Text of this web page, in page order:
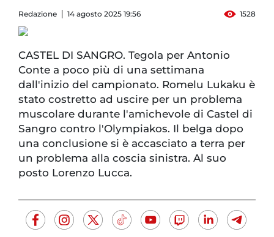
Redazione 14 agosto 2025 19:56 1528
CASTEL DI SANGRO. Tegola per Antonio
Conte a poco più di una settimana
dall'inizio del campionato. Romelu Lukaku è
stato costretto ad uscire per un problema
muscolare durante l'amichevole di Castel di
Sangro contro l'Olympiakos. Il belga dopo
una conclusione si è accasciato a terra per
un problema alla coscia sinistra. Al suo
posto Lorenzo Lucca.